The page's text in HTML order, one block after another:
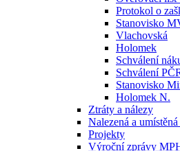
Protokol o
Stanovisko
Vlachovská
Holomek
Schválení
Schválení
Stanovisko
Holomek N.
Ztráty a nálezy
Nalezená a
Projekty
Výroční zprávy